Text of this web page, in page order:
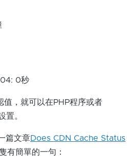
0秒
值，就可以在PHP程序或者
置。
篇文章Does CDN Cache Status
有簡單的一句：